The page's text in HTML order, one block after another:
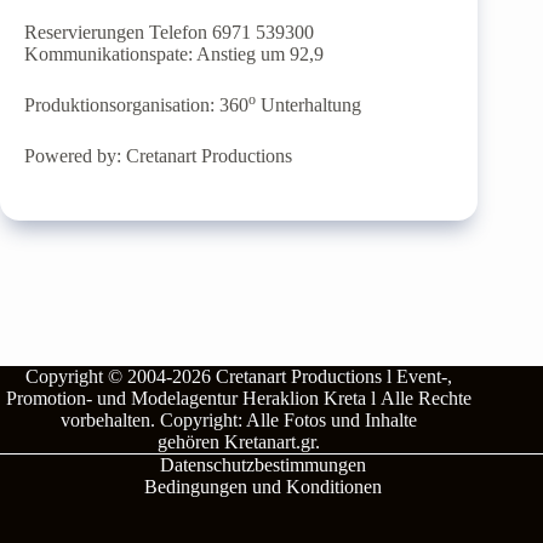
Reservierungen Telefon 6971 539300
Kommunikationspate: Anstieg um 92,9
Produktionsorganisation: 360o Unterhaltung
Powered by: Cretanart Productions
Copyright © 2004-2026Cretanart Productions l Event-,
Promotion- und Modelagentur Heraklion Kreta l Alle Rechte
vorbehalten.Copyright: Alle Fotos und Inhalte
gehörenKretanart.gr.
Datenschutzbestimmungen
Bedingungen und Konditionen